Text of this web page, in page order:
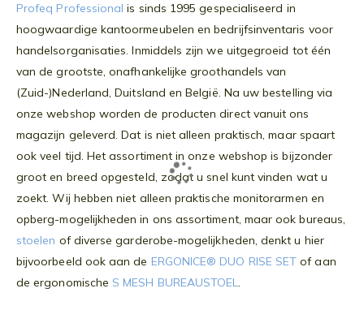
Profeq Professional is sinds 1995 gespecialiseerd in
hoogwaardige kantoormeubelen en bedrijfsinventaris voor
handelsorganisaties. Inmiddels zijn we uitgegroeid tot één
van de grootste, onafhankelijke groothandels van
(Zuid-)Nederland, Duitsland en België. Na uw bestelling via
onze webshop worden de producten direct vanuit ons
magazijn geleverd. Dat is niet alleen praktisch, maar spaart
ook veel tijd. Het assortiment in onze webshop is bijzonder
groot en breed opgesteld, zodat u snel kunt vinden wat u
zoekt. Wij hebben niet alleen praktische monitorarmen en
opberg-mogelijkheden in ons assortiment, maar ook bureaus,
stoelen of diverse garderobe-mogelijkheden, denkt u hier
bijvoorbeeld ook aan de ERGONICE® DUO RISE SET of aan
de ergonomische S MESH BUREAUSTOEL.